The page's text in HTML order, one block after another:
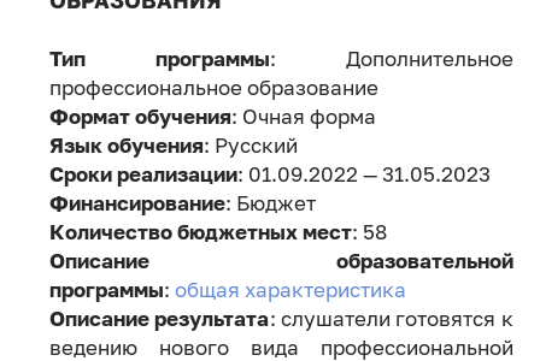
Тип программы: Дополнительное
профессиональное образование
Формат обучения: Очная форма
Язык обучения: Русский
Сроки реализации: 01.09.2022 — 31.05.2023
Финансирование: Бюджет
Количество бюджетных мест: 58
Описание образовательной
программы:общая характеристика
Описание результата: слушатели готовятся к
ведению нового вида профессиональной